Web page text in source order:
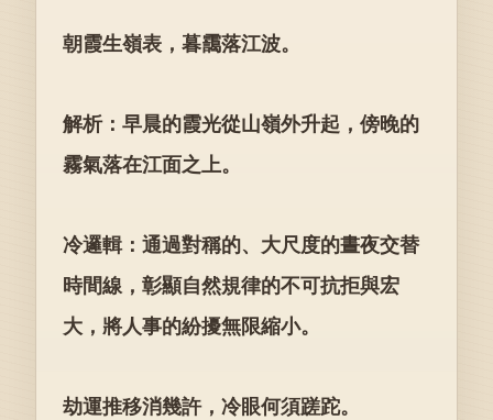
朝霞生嶺表，暮靄落江波。
解析：早晨的霞光從山嶺外升起，傍晚的
霧氣落在江面之上。
冷邏輯：通過對稱的、大尺度的晝夜交替
時間線，彰顯自然規律的不可抗拒與宏
大，將人事的紛擾無限縮小。
劫運推移消幾許，冷眼何須蹉跎。